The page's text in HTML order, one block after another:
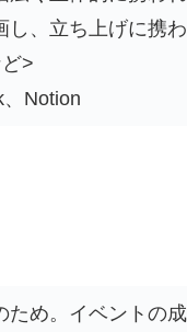
、立ち上げに携
>
Notion
め。イベントの